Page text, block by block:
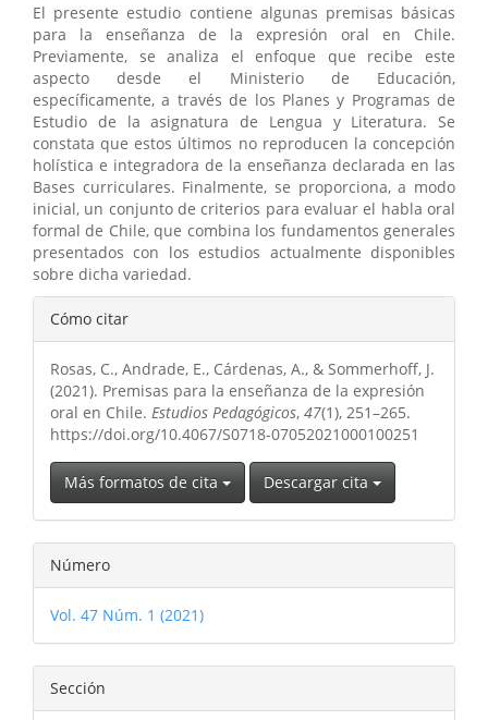
El presente estudio contiene algunas premisas básicas
para la enseñanza de la expresión oral en Chile.
Previamente, se analiza el enfoque que recibe este
aspecto desde el Ministerio de Educación,
específicamente, a través de los Planes y Programas de
Estudio de la asignatura de Lengua y Literatura. Se
constata que estos últimos no reproducen la concepción
holística e integradora de la enseñanza declarada en las
Bases curriculares. Finalmente, se proporciona, a modo
inicial, un conjunto de criterios para evaluar el habla oral
formal de Chile, que combina los fundamentos generales
presentados con los estudios actualmente disponibles
sobre dicha variedad.
Detalles
del
artículo
Cómo citar
Rosas, C., Andrade, E., Cárdenas, A., & Sommerhoff, J.
(2021). Premisas para la enseñanza de la expresión
oral en Chile. Estudios Pedagógicos, 47(1), 251–265.
https://doi.org/10.4067/S0718-07052021000100251
Más formatos de cita Descargar cita
Número
Vol. 47 Núm. 1 (2021)
Sección